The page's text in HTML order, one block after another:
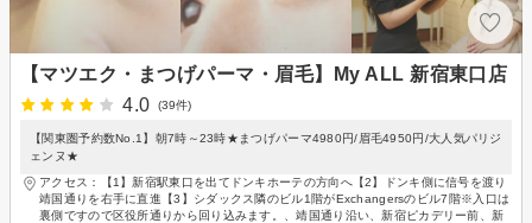
【マツエク・まつげパーマ・眉毛】My ALL 新宿東口店
4.0
(39件)
【関東圏予約数No.1】朝7時～23時★まつげパーマ4980円/眉毛4950円/大人気パリジ
ェンヌ★
アクセス：【1】新宿駅東口を出てドンキホーテの方向へ【2】ドンキ側に信号を渡り
靖国通りを右手に直進【3】シダックス隣のビル1階がExchangersのビル7階※入口は
裏側ですので区役所通りから回り込みます。、靖国通り沿い、新宿ピカデリー前、新